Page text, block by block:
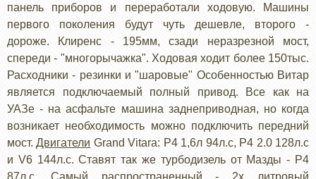
панель приборов и переработали ходовую. Машины
первого поколения будут чуть дешевле, второго -
дороже. Клиренс - 195мм, сзади неразрезной мост,
спереди - "многорычажка". Ходовая ходит более 150тыс.
Расходники - резинки и "шаровые" Особенностью Витар
является подключаемый полный привод. Все как на
УАЗе - на асфальте машина заднеприводная, но когда
возникает необходимость можно подключить передний
мост.Двигатели Grand Vitara: Р4 1,6л 94л.с, Р4 2.0 128л.с
и V6 144л.с. Ставят так же турбодизель от Мазды - Р4
87л.с. Самый распространенный - 2х литровый